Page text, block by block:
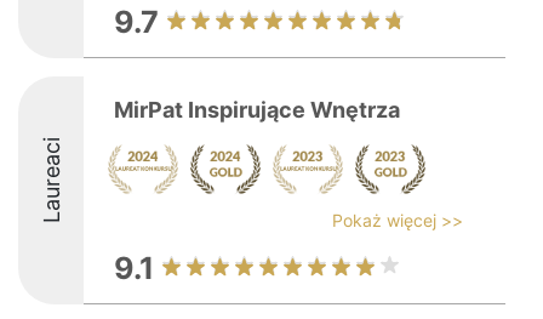
9.7
Laureaci
MirPat Inspirujące Wnętrza
Pokaż więcej >>
9.1